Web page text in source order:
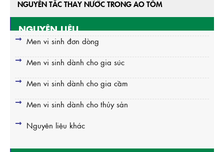
NGUYÊN TẮC THAY NƯỚC TRONG AO TÔM
NGUYÊN LIỆU
Men vi sinh đơn dòng
Men vi sinh dành cho gia súc
Men vi sinh dành cho gia cầm
Men vi sinh dành cho thủy sản
Nguyên liệu khác